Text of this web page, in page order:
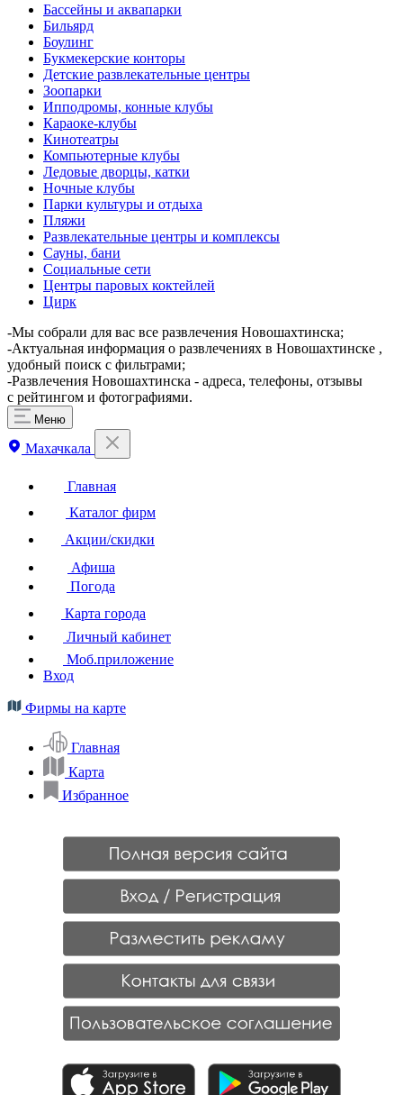
Бассейны и аквапарки
Бильярд
Боулинг
Букмекерские конторы
Детские развлекательные центры
Зоопарки
Ипподромы, конные клубы
Караоке-клубы
Кинотеатры
Компьютерные клубы
Ледовые дворцы, катки
Ночные клубы
Парки культуры и отдыха
Пляжи
Развлекательные центры и комплексы
Сауны, бани
Социальные сети
Центры паровых коктейлей
Цирк
-Мы собрали для вас все развлечения Новошахтинска;
-Актуальная информация о развлечениях в Новошахтинске ,
удобный поиск с фильтрами;
-Развлечения Новошахтинска - адреса, телефоны, отзывы
с рейтингом и фотографиями.
Меню
Махачкала
Главная
Каталог фирм
Акции/скидки
Афиша
Погода
Карта города
Личный кабинет
Моб.приложение
Вход
Фирмы на карте
Главная
Карта
Избранное